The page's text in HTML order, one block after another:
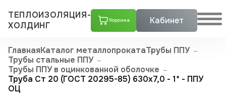
ТЕПЛОИЗОЛЯЦИЯ-
ХОЛДИНГ
Корзина Кабинет
ГлавнаяКаталог металлопрокатаТрубы ППУ
Трубы стальные ППУ
Трубы ППУ в оцинкованной оболочке
Труба Ст 20 (ГОСТ 20295-85) 630x7,0 - 1* - ППУ
ОЦ